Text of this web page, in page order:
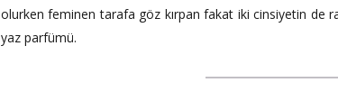
olurken feminen tarafa göz kırpan fakat iki cinsiyetin de
yaz parfümü.